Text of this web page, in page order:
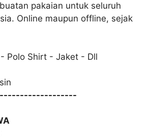
pakaian untuk seluruh
Online maupun offline, sejak
Polo Shirt - Jaket - Dll